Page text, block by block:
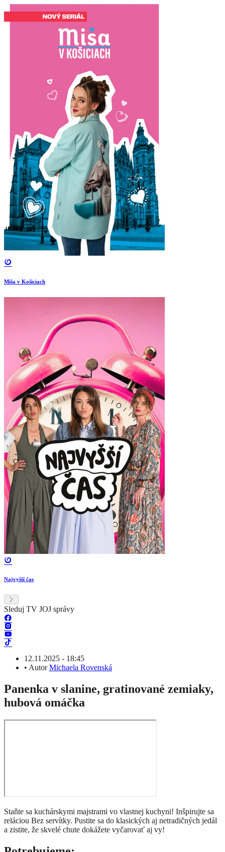
Miša v Košiciach
Najvyšší čas
Sleduj TV JOJ správy
12.11.2025 - 18:45
• AutorMichaela Rovenská
Panenka v slanine, gratinované zemiaky,
hubová omáčka
Staňte sa kuchárskymi majstrami vo vlastnej kuchyni! Inšpirujte sa
reláciou Bez servítky. Pustite sa do klasických aj netradičných jedál
a zistite, že skvelé chute dokážete vyčarovať aj vy!